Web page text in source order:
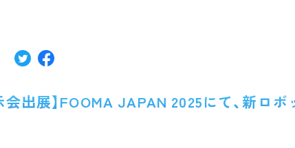
会出展】FOOMA JAPAN 2025にて、新ロ